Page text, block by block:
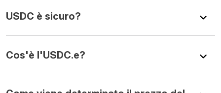
USDC è sicuro?
Cos'è l'USDC.e?